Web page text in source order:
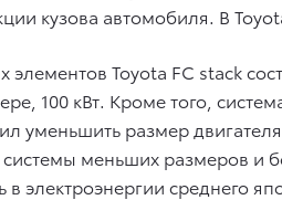
кузова автомобиля. В
Toyota FC stack
100 кВт. Кроме того,
уменьшить размер
меньших размеров
в электроэнергии среднего